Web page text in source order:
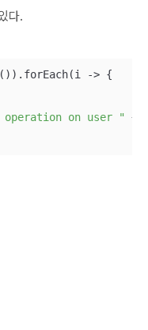
다.
-> {
operation on user "
+